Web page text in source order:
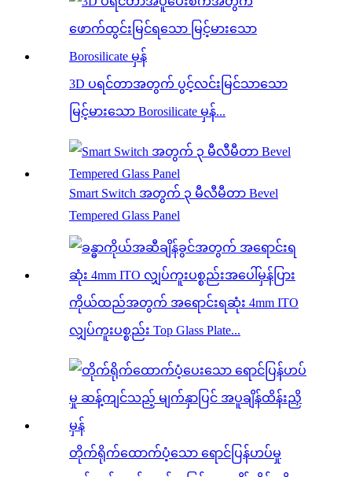
3D ပရင်တာအတွက် ပွင့်လင်းမြင်သာသော
မြင့်မားသော Borosilicate မှန်...
Smart Switch အတွက် ၃ မီလီမီတာ Bevel
Tempered Glass Panel
ကိုယ်ထည်အတွက် အရောင်းရဆုံး 4mm ITO
လျှပ်ကူးပစ္စည်း Top Glass Plate...
တိုက်ရိုက်ထောက်ပံ့သော ရောင်ပြန်ဟပ်မှု